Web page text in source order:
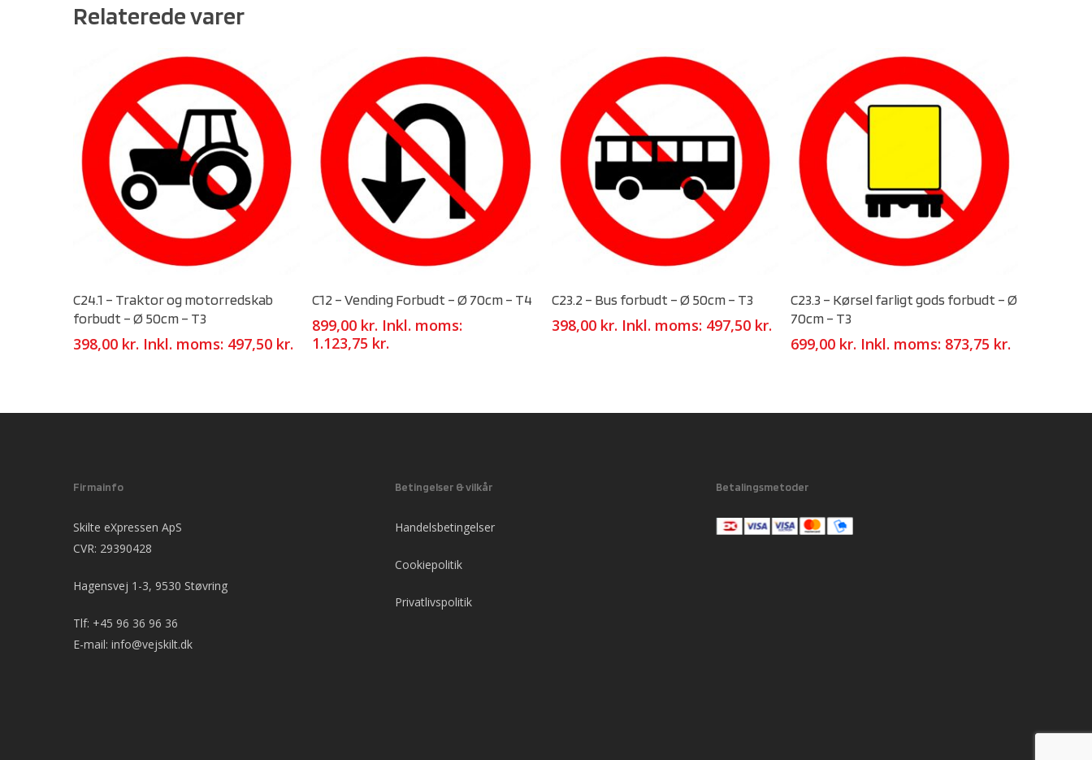
Relaterede varer
C24.1 – Traktor og motorredskab
forbudt – Ø 50cm – T3
398,00 kr. Inkl. moms: 497,50 kr.
C12 – Vending Forbudt – Ø 70cm – T4
899,00 kr. Inkl. moms:
1.123,75 kr.
C23.2 – Bus forbudt – Ø 50cm – T3
398,00 kr. Inkl. moms: 497,50 kr.
C23.3 – Kørsel farligt gods forbudt – Ø
70cm – T3
699,00 kr. Inkl. moms: 873,75 kr.
Firmainfo
Skilte eXpressen ApS
CVR: 29390428
Hagensvej 1-3, 9530 Støvring
Tlf: +45 96 36 96 36
E-mail: info@vejskilt.dk
Betingelser & vilkår
Handelsbetingelser
Cookiepolitik
Privatlivspolitik
Betalingsmetoder